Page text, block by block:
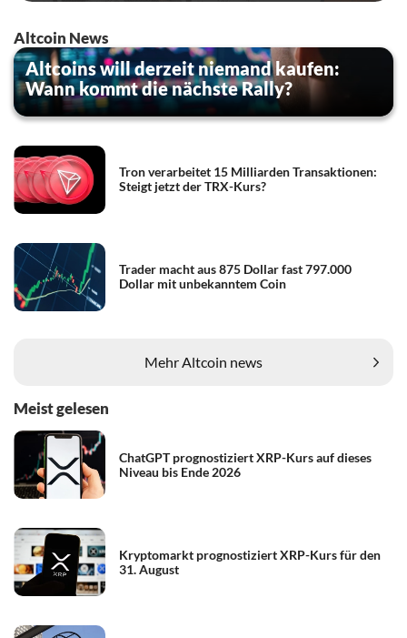
Altcoin News
Altcoins will derzeit niemand kaufen:
Wann kommt die nächste Rally?
Tron verarbeitet 15 Milliarden Transaktionen:
Steigt jetzt der TRX-Kurs?
Trader macht aus 875 Dollar fast 797.000
Dollar mit unbekanntem Coin
Mehr Altcoin news
Meist gelesen
ChatGPT prognostiziert XRP-Kurs auf dieses
Niveau bis Ende 2026
Kryptomarkt prognostiziert XRP-Kurs für den
31. August